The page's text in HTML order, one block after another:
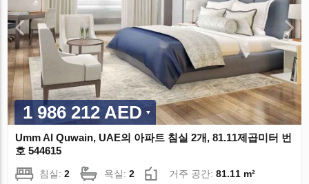
1 986 212 AED
Umm Al Quwain, UAE의 아파트 침실 2개, 81.11제곱미터 번
호 544615
침실:2 욕실:2 거주 공간:81.11 m²